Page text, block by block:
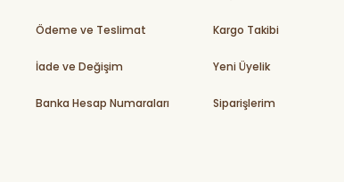
Ödeme ve Teslimat
İade ve Değişim
Banka Hesap Numaraları
Kargo Takibi
Yeni Üyelik
Siparişlerim